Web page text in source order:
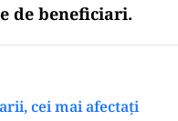
de beneficiari.
cei mai afectaţi